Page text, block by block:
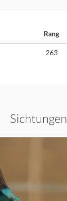
Rang
263
Sichtungen